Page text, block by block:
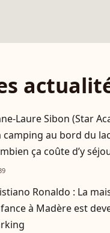
Laure Sibon (Star
camping au bord du
ça coûte d’y
Ronaldo : La
à Madère est